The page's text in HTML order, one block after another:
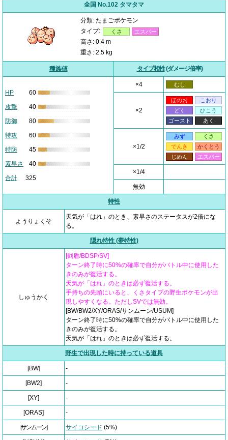
全国 No.102 タマタマ
分類: たまごポケモン
タイプ:
くさ エスパー
高さ: 0.4 m
重さ: 2.5 kg
種族値 タイプ相性(ダメージ倍率)
HP
60
攻撃
40
防御
80
特攻
60
特防
45
素早さ
40
合計
325
×4 むし
×2
ほのお
こおり
どく
ひこう
ゴースト
あく
×1/2
みず
くさ
でんき
かくとう
じめん
エスパー
×1/4
無効
特性
ようりょくそ
天気が「はれ」のとき、素早さのステータスが2倍にな
る。
隠れ特性 (夢特性)
しゅうかく
[剣盾/BDSP/SV]
ターン終了時に50%の確率で自分がバトル中に使用した
きのみが復活する。
天気が「はれ」のときは必ず復活する。
手持ちの先頭にいると、くさタイプの野生ポケモンが出
現しやすくなる。ただしSVでは無効。
[BW/BW2/XY/ORAS/サンムーン/USUM]
ターン終了時に50%の確率で自分がバトル中に使用した
きのみが復活する。
天気が「はれ」のときは必ず復活する。
野生で出現した時に持っている道具
[BW] -
[BW2] -
[XY] -
[ORAS] -
[サンムーン] サイコシード (5%)